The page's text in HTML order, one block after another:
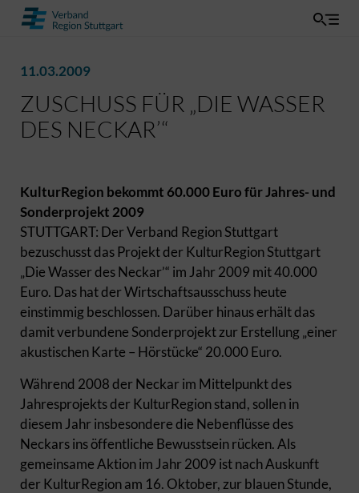
11.03.2009
ZUSCHUSS FÜR „DIE WASSER
DES NECKAR’“
KulturRegion bekommt 60.000 Euro für Jahres- und
Sonderprojekt 2009
STUTTGART: Der Verband Region Stuttgart
bezuschusst das Projekt der KulturRegion Stuttgart
„Die Wasser des Neckar’“ im Jahr 2009 mit 40.000
Euro. Das hat der Wirtschaftsausschuss heute
einstimmig beschlossen. Darüber hinaus erhält das
damit verbundene Sonderprojekt zur Erstellung „einer
akustischen Karte – Hörstücke“ 20.000 Euro.
Während 2008 der Neckar im Mittelpunkt des
Jahresprojekts der KulturRegion stand, sollen in
diesem Jahr insbesondere die Nebenflüsse des
Neckars ins öffentliche Bewusstsein rücken. Als
gemeinsame Aktion im Jahr 2009 ist nach Auskunft
der KulturRegion am 16. Oktober, zur blauen Stunde,